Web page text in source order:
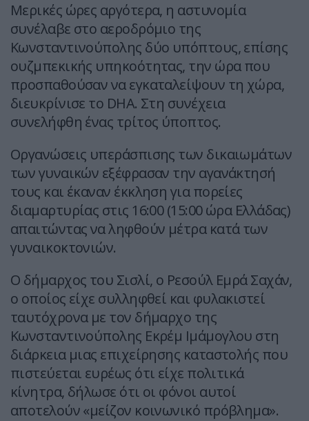
Μερικές ώρες αργότερα, η αστυνομία
συνέλαβε στο αεροδρόμιο της
Κωνσταντινούπολης δύο υπόπτους, επίσης
ουζμπεκικής υπηκοότητας, την ώρα που
προσπαθούσαν να εγκαταλείψουν τη χώρα,
διευκρίνισε το DHA. Στη συνέχεια
συνελήφθη ένας τρίτος ύποπτος.
Οργανώσεις υπεράσπισης των δικαιωμάτων
των γυναικών εξέφρασαν την αγανάκτησή
τους και έκαναν έκκληση για πορείες
διαμαρτυρίας στις 16:00 (15:00 ώρα Ελλάδας)
απαιτώντας να ληφθούν μέτρα κατά των
γυναικοκτονιών.
Ο δήμαρχος του Σισλί, ο Ρεσούλ Εμρά Σαχάν,
ο οποίος είχε συλληφθεί και φυλακιστεί
ταυτόχρονα με τον δήμαρχο της
Κωνσταντινούπολης Εκρέμ Ιμάμογλου στη
διάρκεια μιας επιχείρησης καταστολής που
πιστεύεται ευρέως ότι είχε πολιτικά
κίνητρα, δήλωσε ότι οι φόνοι αυτοί
αποτελούν «μείζον κοινωνικό πρόβλημα».